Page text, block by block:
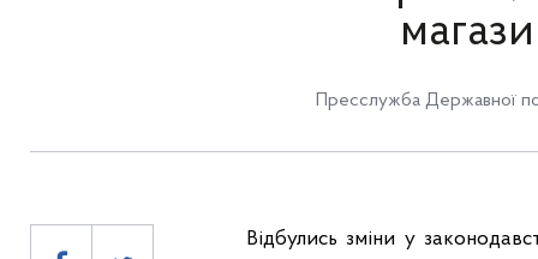
Пресслужба Державної
Відбулись зміни у